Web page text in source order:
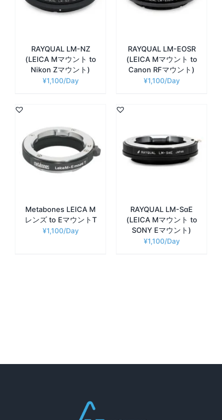
RAYQUAL LM-NZ
(LEICA Mマウント to
Nikon Zマウント)
¥1,100
RAYQUAL LM-EOSR
(LEICA Mマウント to
Canon RFマウント)
¥1,100
Metabones LEICA M
レンズ to EマウントT
¥1,100
RAYQUAL LM-SαE
(LEICA Mマウント to
SONY Eマウント)
¥1,100